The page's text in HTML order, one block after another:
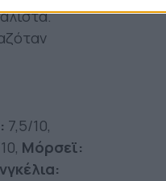
7,5/10,
Mόρσεϊ: